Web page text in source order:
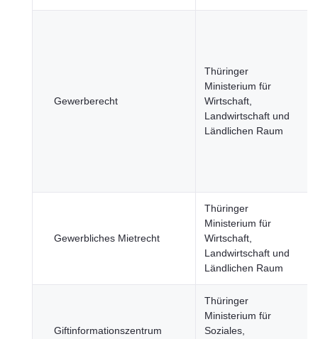
Gewerberecht
Thüringer
Ministerium für
Wirtschaft,
Landwirtschaft und
Ländlichen Raum
Gewerbliches Mietrecht
Thüringer
Ministerium für
Wirtschaft,
Landwirtschaft und
Ländlichen Raum
Giftinformationszentrum
Thüringer
Ministerium für
Soziales,